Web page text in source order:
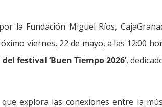
la Fundación Miguel Ríos,
viernes, 22 de mayo, a las 12:00
festival ‘Buen Tiempo 2026’,
que explora las conexiones entre la